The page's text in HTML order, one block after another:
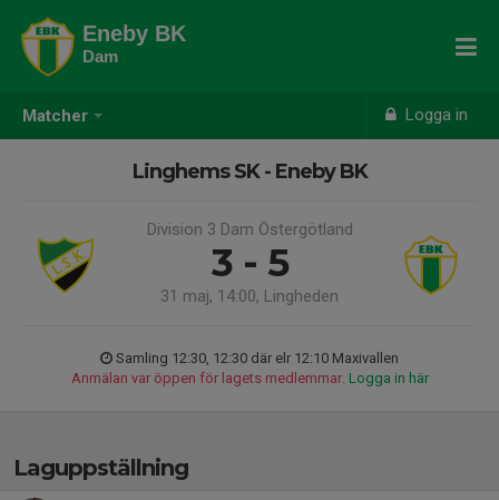
Matcher Logga in
Eneby BK
Dam
Linghems SK - Eneby BK
Division 3 Dam Östergötland
3 - 5
31 maj, 14:00, Lingheden
Samling 12:30, 12:30 där elr 12:10 Maxivallen
Anmälan var öppen för lagets medlemmar. Logga in här
Laguppställning